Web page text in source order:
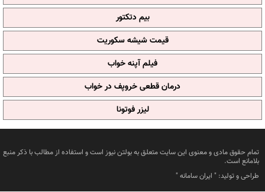
بیم دتکتور
قیمت شیشه سکوریت
فیلم آپنه خواب
درمان قطعی خروپف در خواب
لیزر فوتونا
تمام حقوق مادی و معنوی این سایت متعلق به بولتن نیوز است و استفاده از مطالب با ذکر منبع
بلامانع است.
طراحی و تولید: " ایران سامانه"